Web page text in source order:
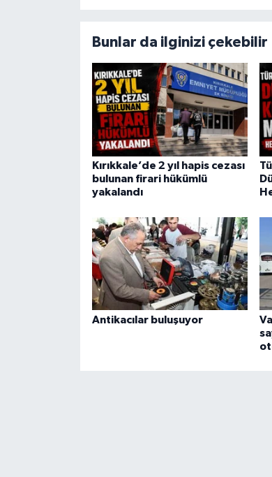
Bunlar da ilginizi çekebilir
Kırıkkale’de 2 yıl hapis cezası
bulunan firari hükümlü
yakalandı
Antikacılar buluşuyor